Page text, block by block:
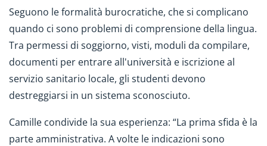
Seguono le formalità burocratiche, che si complicano
quando ci sono problemi di comprensione della lingua.
Tra permessi di soggiorno, visti, moduli da compilare,
documenti per entrare all'università e iscrizione al
servizio sanitario locale, gli studenti devono
destreggiarsi in un sistema sconosciuto.
Camille condivide la sua esperienza: “La prima sfida è la
parte amministrativa. A volte le indicazioni sono